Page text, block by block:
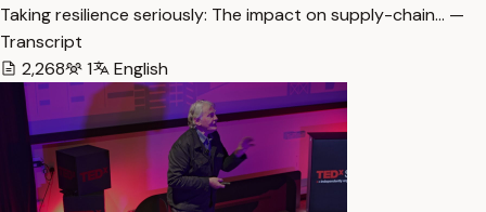
Taking resilience seriously: The impact on supply-chain… —
Transcript
2,268
1 English